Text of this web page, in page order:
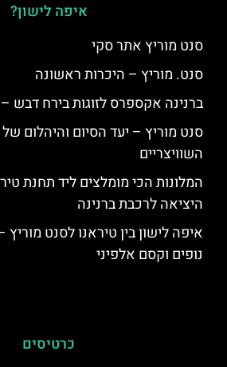
איפה לישון?
סנט מוריץ אתר סקי
סנט. מוריץ – היכרות ראשונה
ברנינה אקספרס לזוגות בירח דבש
סנט מוריץ – יעד הסיום והיהלום
השוויצריים
המלונות הכי מומלצים ליד תחנת
היציאה לרכבת ברנינה
איפה לישון בין טיראנו לסנט
נופים וקסם אלפיני
כרטיסים